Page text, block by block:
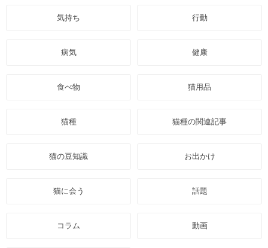
気持ち 行動
病気 健康
食べ物 猫用品
猫種 猫種の関連記事
猫の豆知識 お出かけ
猫に会う 話題
コラム 動画